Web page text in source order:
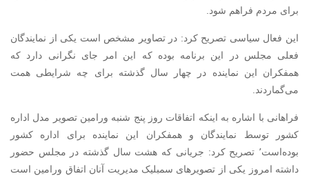
برای مردم فراهم شود.
این فعال سیاسی تصریح کرد: در تصاویر مشخص است یکی از نمایندگان
فعلی مجلس در این برنامه بوده که این امر جای نگرانی دارد که
همفکران این نماینده در چهار سال گذشته برای چه شرایطی همت
می‌گماردند.
فراهانی با اشاره به اینکه اتفاقات روز پنج شنبه ورامین تصویر مدل اداره
کشور توسط نمایندگان و همفکران این نماینده برای اداره کشور
بوده‌است٬ تصریح کرد: جریانی که هشت سال گذشته در مجلس حضور
داشته امروز یکی از تصویرهای سمبلیک مدیریت آنان اتفاق ورامین است